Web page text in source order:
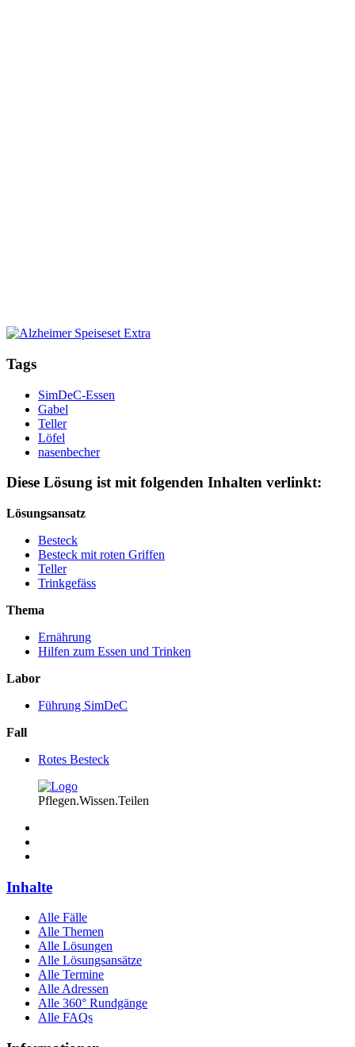
Tags
SimDeC-Essen
Gabel
Teller
Löfel
nasenbecher
Diese Lösung ist mit folgenden Inhalten verlinkt:
Lösungsansatz
Besteck
Besteck mit roten Griffen
Teller
Trinkgefäss
Thema
Ernährung
Hilfen zum Essen und Trinken
Labor
Führung SimDeC
Fall
Rotes Besteck
Pflegen.Wissen.Teilen
Inhalte
Alle Fälle
Alle Themen
Alle Lösungen
Alle Lösungsansätze
Alle Termine
Alle Adressen
Alle 360° Rundgänge
Alle FAQs